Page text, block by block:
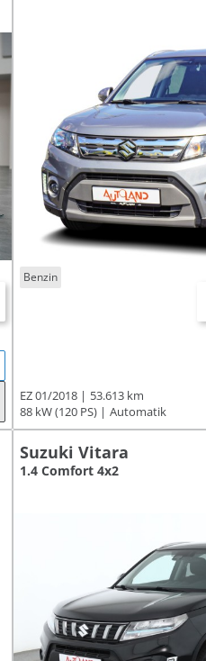
Benzin
EZ 01/2018
53.613 km
88 kW (120 PS)
Automatik
Suzuki Vitara
1.4 Comfort 4x2